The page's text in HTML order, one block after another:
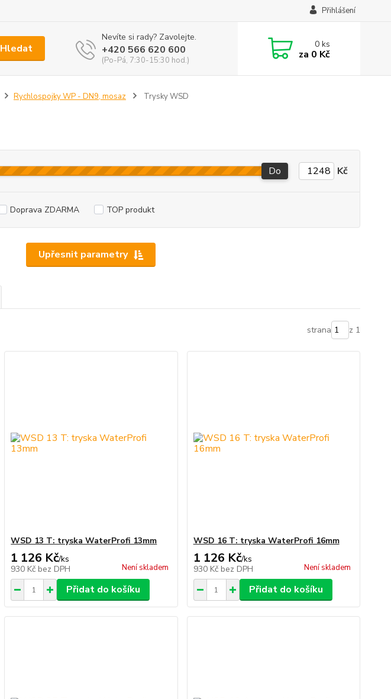
Přihlášení
Hledat
Nevíte si rady? Zavolejte.
+420 566 620 600
(Po-Pá, 7:30-15:30 hod.)
0ks
za 0 Kč
Rychlospojky WP - DN9, mosaz Trysky WSD
Upřesnit parametry
Do Kč
Doprava ZDARMA TOP produkt
strana z 1
WSD 13 T: tryska WaterProfi 13mm
1 126 Kč/ks
930 Kč bez DPH Není skladem
Přidat do košíku
WSD 16 T: tryska WaterProfi 16mm
1 126 Kč/ks
930 Kč bez DPH Není skladem
Přidat do košíku